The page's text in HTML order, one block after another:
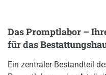
Das Promptlabor –
für das
Ein zentraler Bestandteil